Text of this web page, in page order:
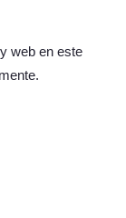
web en este